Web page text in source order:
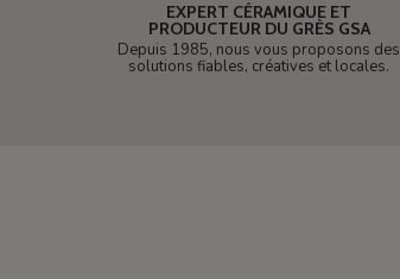
EXPERT CÉRAMIQUE ET
PRODUCTEUR DU GRÈS GSA
Depuis 1985, nous vous proposons des
solutions fiables, créatives et locales.